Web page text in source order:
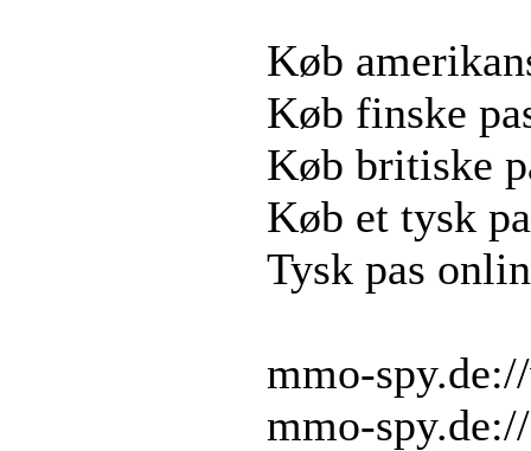
Køb
Køb finske
Køb britiske
Køb et tysk
Tysk pas
mmo-
mmo-